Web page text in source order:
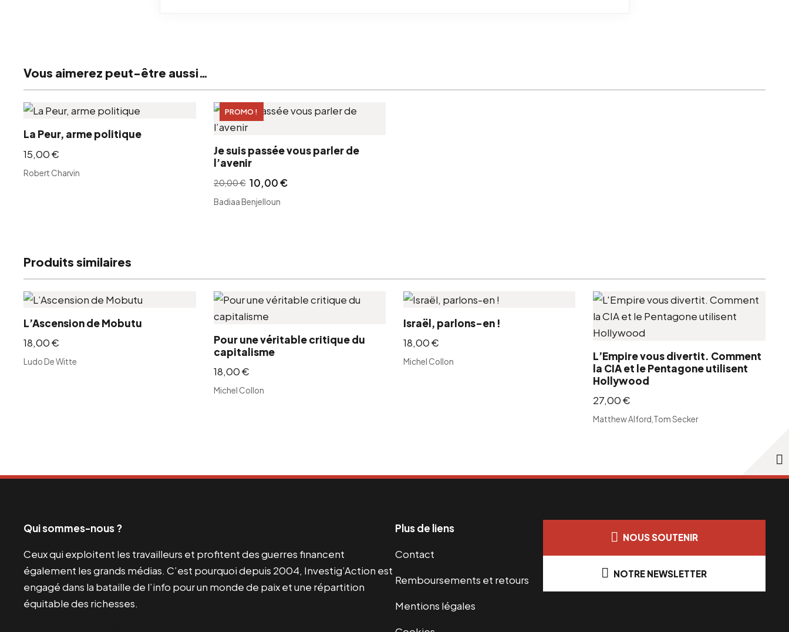
Vous aimerez peut-être aussi…
La Peur, arme politique
15,00€
Robert Charvin
PROMO !
Je suis passée vous parler de
l’avenir
20,00€
L
e
i
n
i
t
i
a
l
,
0
0
10,00€
L
e
a
c
t
u
e
l
e
€
.
Badiaa Benjelloun
Produits similaires
L’Ascension de Mobutu
18,00€
Ludo De Witte
Pour une véritable critique du
capitalisme
18,00€
Michel Collon
Israël, parlons-en !
18,00€
Michel Collon
L’Empire vous divertit. Comment
la CIA et le Pentagone utilisent
Hollywood
27,00€
Matthew Alford,Tom Secker
Qui sommes-nous ?
Ceux qui exploitent les travailleurs et profitent des guerres financent
également les grands médias. C’est pourquoi depuis 2004, Investig’Action est
engagé dans la bataille de l’info pour un monde de paix et une répartition
équitable des richesses.
Plus de liens
Contact
Remboursements et retours
Mentions légales
NOUS SOUTENIR
NOTRE NEWSLETTER